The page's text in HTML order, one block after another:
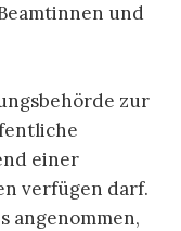
und
zur
einer
verfügen darf.
angenommen,